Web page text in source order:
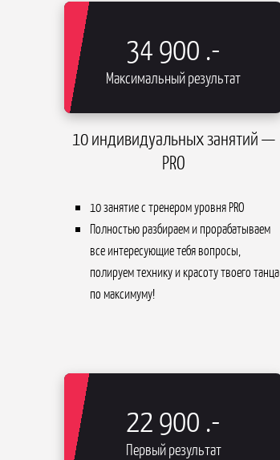
34 900 .-
Максимальный результат
10 индивидуальных занятий —
PRO
10 занятие с тренером уровня PRO
Полностью разбираем и прорабатываем
все интересующие тебя вопросы,
полируем технику и красоту твоего танца
по максимуму!
22 900 .-
Первый результат